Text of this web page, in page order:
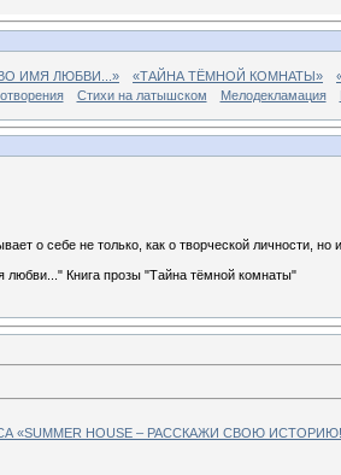
ИМЯ ЛЮБВИ...» «ТАЙНА ТЁМНОЙ КОМНАТЫ»
Стихи на латышском Мелодекламация
о себе не только, как о творческой личности,
любви..." Книга прозы "Тайна тёмной комнаты"
«SUMMER HOUSE – РАССКАЖИ СВОЮ